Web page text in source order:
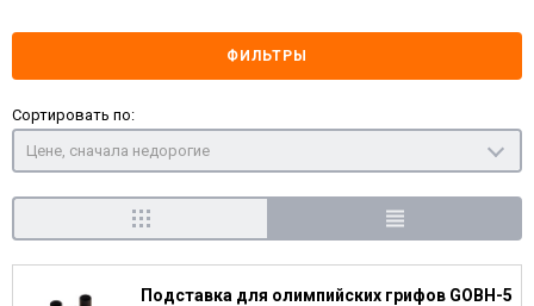
ФИЛЬТРЫ
Сортировать по:
Цене, сначала недорогие
Подставка для олимпийских грифов GOBH-5